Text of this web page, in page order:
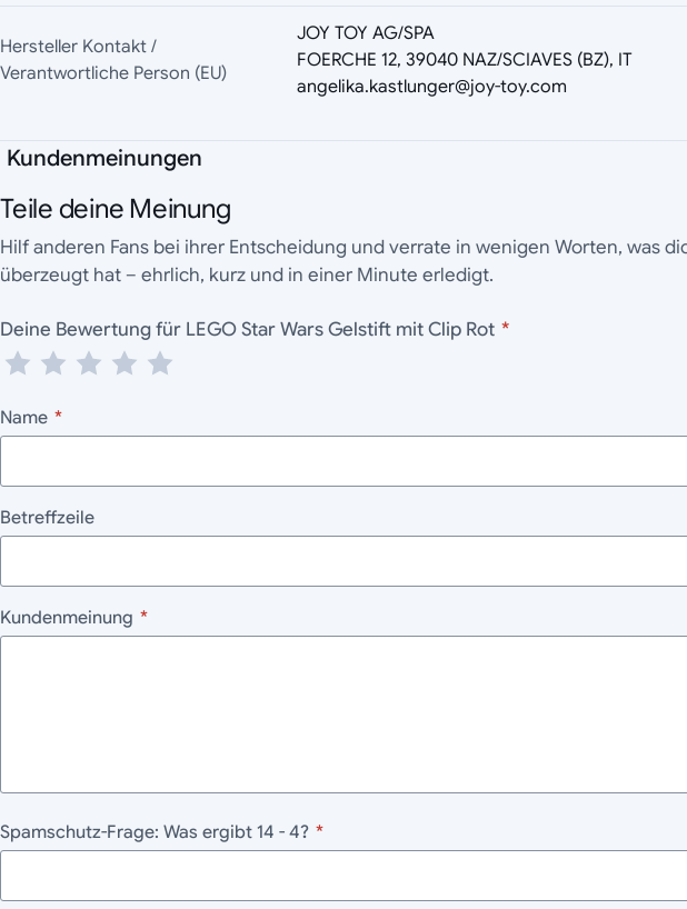
Hersteller Kontakt /
Verantwortliche Person (EU)
JOY TOY AG/SPA
FOERCHE 12, 39040 NAZ/SCIAVES (BZ), IT
angelika.kastlunger@joy-toy.com
Kundenmeinungen
Teile deine Meinung
Hilf anderen Fans bei ihrer Entscheidung und verrate in wenigen Worten, was
überzeugt hat – ehrlich, kurz und in einer Minute erledigt.
Deine Bewertung für LEGO Star Wars Gelstift mit Clip Rot *
Name *
Betreffzeile
Kundenmeinung *
Spamschutz-Frage: Was ergibt 14 - 4? *